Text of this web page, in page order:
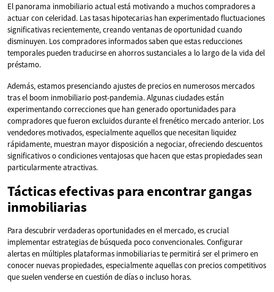
El panorama inmobiliario actual está motivando a muchos compradores a
actuar con celeridad. Las tasas hipotecarias han experimentado fluctuaciones
significativas recientemente, creando ventanas de oportunidad cuando
disminuyen. Los compradores informados saben que estas reducciones
temporales pueden traducirse en ahorros sustanciales a lo largo de la vida del
préstamo.
Además, estamos presenciando ajustes de precios en numerosos mercados
tras el boom inmobiliario post-pandemia. Algunas ciudades están
experimentando correcciones que han generado oportunidades para
compradores que fueron excluidos durante el frenético mercado anterior. Los
vendedores motivados, especialmente aquellos que necesitan liquidez
rápidamente, muestran mayor disposición a negociar, ofreciendo descuentos
significativos o condiciones ventajosas que hacen que estas propiedades sean
particularmente atractivas.
Tácticas efectivas para encontrar gangas
inmobiliarias
Para descubrir verdaderas oportunidades en el mercado, es crucial
implementar estrategias de búsqueda poco convencionales. Configurar
alertas en múltiples plataformas inmobiliarias te permitirá ser el primero en
conocer nuevas propiedades, especialmente aquellas con precios competitivos
que suelen venderse en cuestión de días o incluso horas.